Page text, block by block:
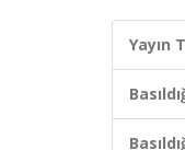
Yayın